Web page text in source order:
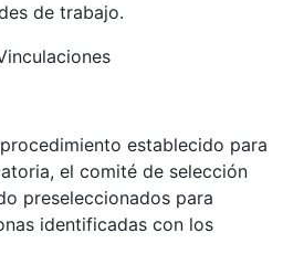
de trabajo.
establecido para
el comité de selección
preseleccionados para
identificadas con los